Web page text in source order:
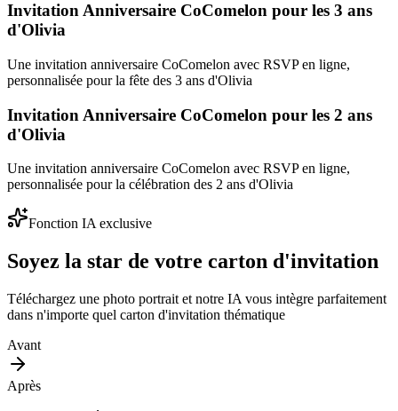
Invitation Anniversaire CoComelon pour les 3 ans
d'Olivia
Une invitation anniversaire CoComelon avec RSVP en ligne,
personnalisée pour la fête des 3 ans d'Olivia
Invitation Anniversaire CoComelon pour les 2 ans
d'Olivia
Une invitation anniversaire CoComelon avec RSVP en ligne,
personnalisée pour la célébration des 2 ans d'Olivia
Fonction IA exclusive
Soyez la star de votre carton d'invitation
Téléchargez une photo portrait et notre IA vous intègre parfaitement
dans n'importe quel carton d'invitation thématique
Avant
Après